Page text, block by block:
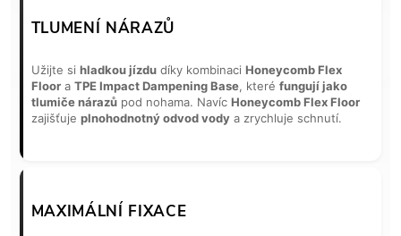
TLUMENÍ NÁRAZŮ
Užijte si hladkou jízdudíky kombinaci Honeycomb Flex
Floora TPE Impact Dampening Base, které fungují jako
tlumiče nárazůpod nohama. Navíc Honeycomb Flex Floor
zajišťuje plnohodnotný odvod vodya zrychluje schnutí.
MAXIMÁLNÍ FIXACE